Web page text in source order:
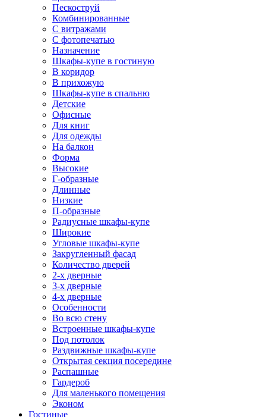
Пескоструй
Комбинированные
С витражами
С фотопечатью
Назначение
Шкафы-купе в гостиную
В коридор
В прихожую
Шкафы-купе в спальню
Детские
Офисные
Для книг
Для одежды
На балкон
Форма
Высокие
Г-образные
Длинные
Низкие
П-образные
Радиусные шкафы-купе
Широкие
Угловые шкафы-купе
Закругленный фасад
Количество дверей
2-х дверные
3-х дверные
4-х дверные
Особенности
Во всю стену
Встроенные шкафы-купе
Под потолок
Раздвижные шкафы-купе
Открытая секция посередине
Распашные
Гардероб
Для маленького помещения
Эконом
Гостиные